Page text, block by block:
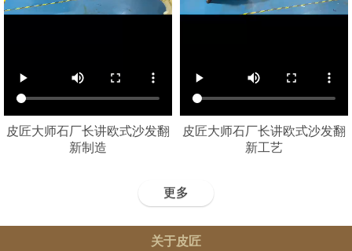
皮匠大师石厂长讲欧式沙发翻
新制造
皮匠大师石厂长讲欧式沙发翻
新工艺
更多
关于皮匠